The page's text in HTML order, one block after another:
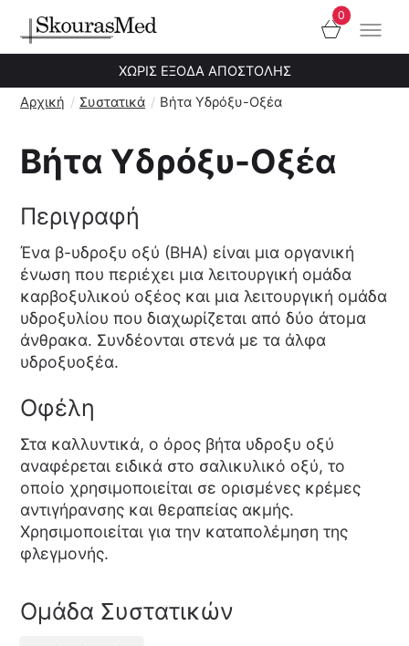
0 Notifications
ΧΩΡΙΣ ΕΞΟΔΑ ΑΠΟΣΤΟΛΗΣ
Αρχική / Συστατικά / Βήτα Υδρόξυ-Οξέα
Βήτα Υδρόξυ-Οξέα
Περιγραφή
Ένα β-υδροξυ οξύ (ΒΗΑ) είναι μια οργανική
ένωση που περιέχει μια λειτουργική ομάδα
καρβοξυλικού οξέος και μια λειτουργική ομάδα
υδροξυλίου που διαχωρίζεται από δύο άτομα
άνθρακα. Συνδέονται στενά με τα άλφα
υδροξυοξέα.
Οφέλη
Στα καλλυντικά, ο όρος βήτα υδροξυ οξύ
αναφέρεται ειδικά στο σαλικυλικό οξύ, το
οποίο χρησιμοποιείται σε ορισμένες κρέμες
αντιγήρανσης και θεραπείας ακμής.
Χρησιμοποιείται για την καταπολέμηση της
φλεγμονής.
Ομάδα Συστατικών